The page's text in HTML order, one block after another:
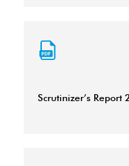
Scrutinizer’s Report